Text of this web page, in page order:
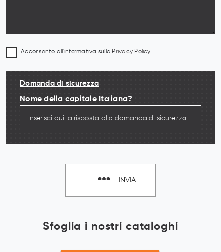
Sfoglia i nostri cataloghi
Acconsento all'informativa sulla Privacy Policy
Domanda di sicurezza
Nome della capitale Italiana?
INVIA